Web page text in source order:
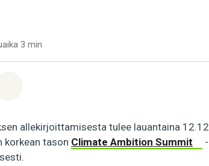
3 min
allekirjoittamisesta tulee lauantaina
korkean tason Climate Ambition Summit